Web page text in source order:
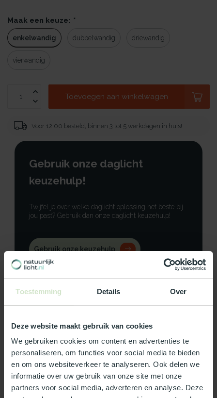
Toestemming Details Over
Deze website maakt gebruik van cookies
We gebruiken cookies om content en advertenties te
personaliseren, om functies voor social media te bieden
en om ons websiteverkeer te analyseren. Ook delen we
informatie over uw gebruik van onze site met onze
partners voor social media, adverteren en analyse. Deze
Maak een keuze: *
enkelwandig dubbelwandig driewandig
vierwandig
Toevoegen aan winkelwagen
Voor 12:00 besteld, binnen 3 tot 5 werkdagen in huis!
Gebruik onze daglicht
keuzehulp!
Twijfel je over welke daglicht oplossing het beste bij
jou past? Gebruik dan onze daglicht keuzehulp!
Gebruik onze keuzehulp
Specificaties
Reviews